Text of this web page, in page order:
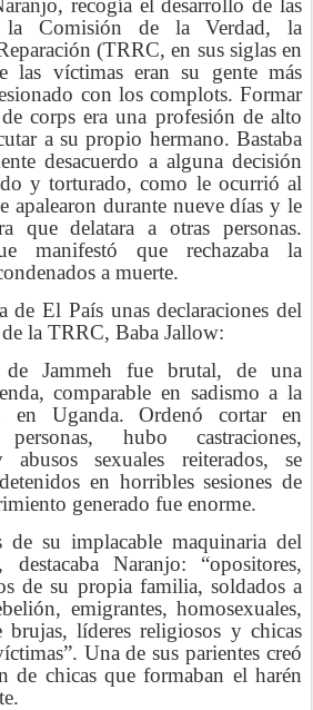
recogía el desarrollo de las
la Comisión de la Verdad, la
(TRRC, en sus siglas en
las víctimas eran su gente más
con los complots. Formar
corps era una profesión de alto
a su propio hermano. Bastaba
desacuerdo a alguna decisión
y torturado, como le ocurrió al
apalearon durante nueve días y le
que delatara a otras personas.
manifestó que rechazaba la
a muerte.
de El País unas declaraciones del
la TRRC, Baba Jallow:
de Jammeh fue brutal, de una
comparable en sadismo a la
Uganda. Ordenó cortar en
hubo castraciones,
abusos sexuales reiterados, se
en horribles sesiones de
generado fue enorme.
su implacable maquinaria del
Naranjo: “opositores,
de su propia familia, soldados a
emigrantes, homosexuales,
brujas, líderes religiosos y chicas
Una de sus parientes creó
de chicas que formaban el harén